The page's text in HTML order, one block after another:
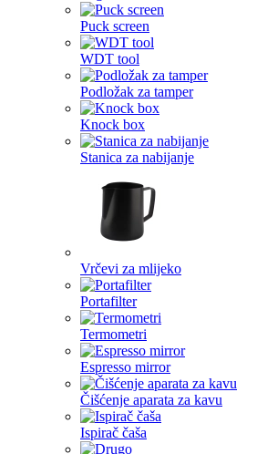
Puck screen
WDT tool
Podložak za tamper
Knock box
Stanica za nabijanje
Vrčevi za mlijeko
Portafilter
Termometri
Espresso mirror
Čišćenje aparata za kavu
Ispirač čaša